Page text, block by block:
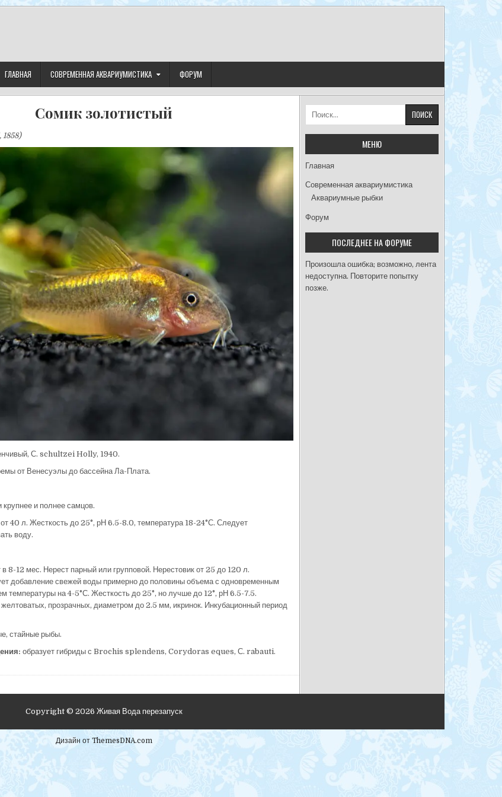
ГЛАВНАЯ СОВРЕМЕННАЯ АКВАРИУМИСТИКА ФОРУМ
Сомик золотистый
С. schultzei Holly, 1940.
от Венесуэлы до бассейна Ла-Плата.
крупнее и полнее самцов.
40 л. Жесткость до 25°, рН 6.5-8.0, температура 18-24°С. Следует
воду.
в 8-12 мес. Нерест парный или групповой. Нерестовик от 25 до 120 л.
добавление свежей воды примерно до половины объема с одновременным
температуры на 4-5°С. Жесткость до 25°, но лучше до 12°, рН 6.5-7.5.
прозрачных, диаметром до 2.5 мм, икринок. Инкубационный период
стайные рыбы.
образует гибриды с Brochis splendens, Corydoras eques, С. rabauti.
Найти:
МЕНЮ
Главная
Современная аквариумистика
Аквариумные рыбки
Форум
ПОСЛЕДНЕЕ НА ФОРУМЕ
Произошла ошибка; возможно, лента
недоступна. Повторите попытку
позже.
Copyright © 2026 Живая Вода перезапуск
Дизайн от ThemesDNA.com